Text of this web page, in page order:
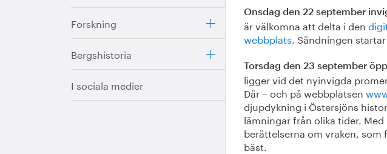
Forskning
Bergshistoria
I sociala medier
Onsdag den 22 september
är välkomna att delta i den
webbplats. Sändningen
Torsdag den 23 september
ligger vid det nyinvigda
Där – och på webbplatsen
djupdykning i Östersjöns
lämningar från olika tider.
berättelserna om vraken, som
bäst.